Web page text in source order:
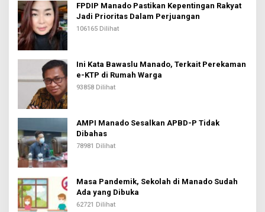
FPDIP Manado Pastikan Kepentingan Rakyat
Jadi Prioritas Dalam Perjuangan
106165 Dilihat
Ini Kata Bawaslu Manado, Terkait Perekaman
e-KTP di Rumah Warga
93858 Dilihat
AMPI Manado Sesalkan APBD-P Tidak
Dibahas
78981 Dilihat
Masa Pandemik, Sekolah di Manado Sudah
Ada yang Dibuka
62721 Dilihat